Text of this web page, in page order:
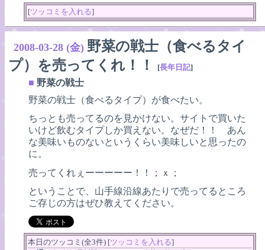
[ツッコミを入れる]
2008-03-28 (金) 野菜の戦士（食べるタイ
プ）を売ってくれ！！
[長年日記]
■ 野菜の戦士
野菜の戦士（食べるタイプ）が食べたい。
ちっとも売ってるのを見かけない。サイトで買いた
いけど飲むタイプしか買えない。なぜだ！！ あん
な美味いものないというくらい美味しいと思ったの
に。
売ってくれぇーーーーー！！；ｘ；
ということで、山手線沿線あたりで売ってるところ
ご存じの方はぜひ教えてください。
本日のツッコミ(全3件) [ツッコミを入れる]